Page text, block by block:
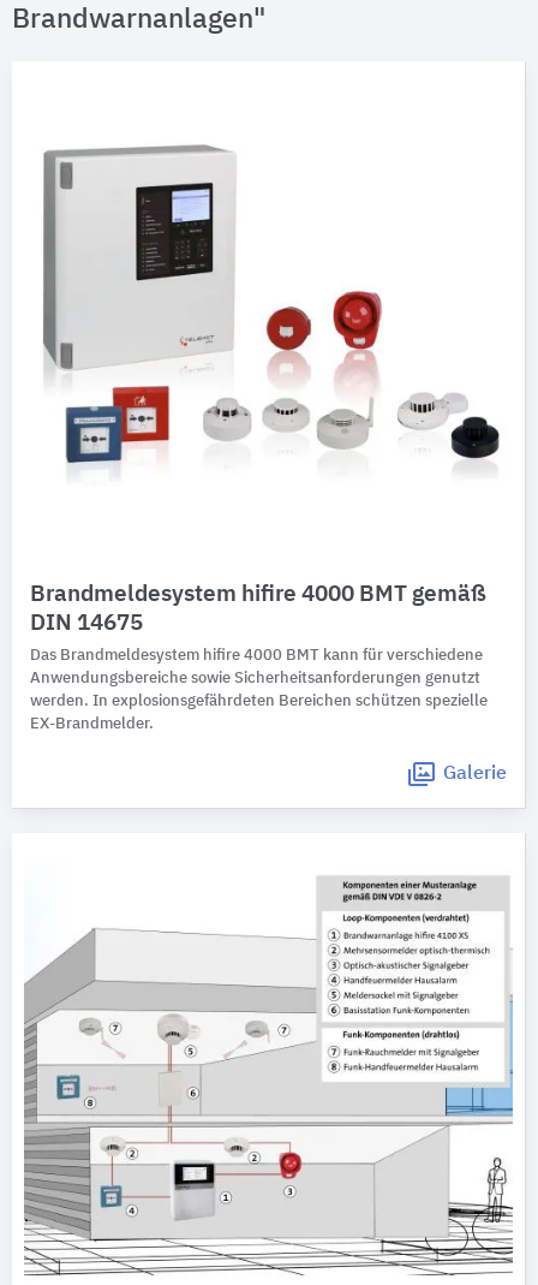
Brandwarnanlagen"
Brandmeldesystem hifire 4000 BMT gemäß
DIN 14675
Das Brandmeldesystem hifire 4000 BMT kann für verschiedene
Anwendungsbereiche sowie Sicherheitsanforderungen genutzt
werden. In explosionsgefährdeten Bereichen schützen spezielle
EX-Brandmelder.
Galerie